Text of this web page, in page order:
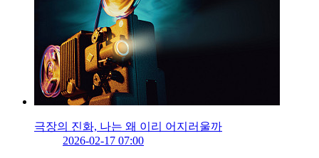
극장의 진화, 나는 왜 이리 어지러울까
2026-02-17 07:00